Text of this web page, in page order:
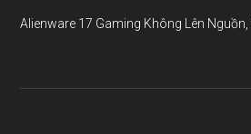
Alienware 17 Gaming Không Lên